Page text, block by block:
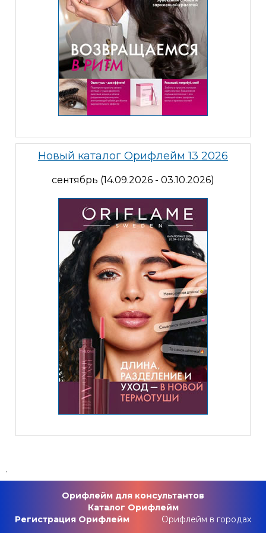
Новый каталог Орифлейм 13 2026
сентябрь (14.09.2026 - 03.10.2026)
.
Орифлейм для консультантов
Каталог Орифлейм
Регистрация Орифлейм
Орифлейм в городах